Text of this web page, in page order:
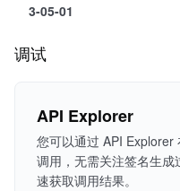
3-05-01
调试
API Explorer
您可以通过 API Explorer
调用，无需关注签名生成
速获取调用结果。